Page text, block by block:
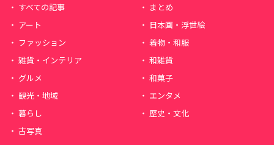
すべての記事
まとめ
アート
日本画・浮世絵
ファッション
着物・和服
雑貨・インテリア
和雑貨
グルメ
和菓子
観光・地域
エンタメ
暮らし
歴史・文化
古写真